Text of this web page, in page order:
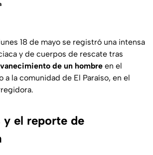
18 de mayo se registró una intensa
y de cuerpos de rescate tras
de un hombre en el
a la comunidad de El Paraíso, en el
y el reporte de